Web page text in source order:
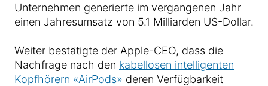
Unternehmen generierte im vergangenen Jahr
einen Jahresumsatz von 5.1 Milliarden US-Dollar.
Weiter bestätigte der Apple-CEO, dass die
Nachfrage nach den kabellosen intelligenten
Kopfhörern «AirPods» deren Verfügbarkeit